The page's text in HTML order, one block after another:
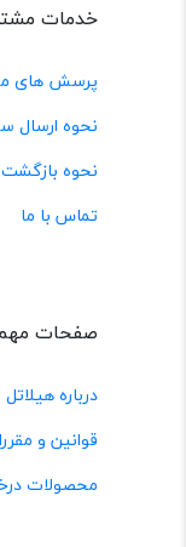
خدمات
پرسش های
نحوه ارسال
نحوه بازگشت
تماس با ما
صفحات
درباره هیلاتل
قوانین و
محصولات